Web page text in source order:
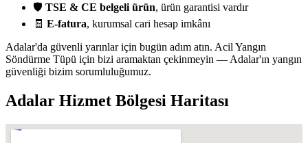
🛡️ TSE & CE belgeli ürün, ürün garantisi vardır
🧾 E-fatura, kurumsal cari hesap imkânı
Adalar'da güvenli yarınlar için bugün adım atın. Acil Yangın
Söndürme Tüpü için bizi aramaktan çekinmeyin — Adalar'ın yangın
güvenliği bizim sorumluluğumuz.
Adalar Hizmet Bölgesi Haritası